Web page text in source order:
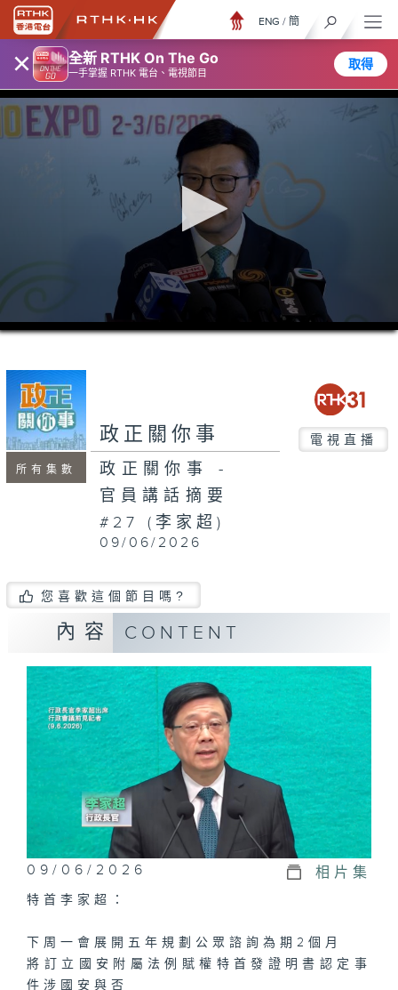
× 全新 RTHK On The Go
一手掌握 RTHK 電台、電視節目
取得
ENG / 簡
0
seconds
minutes,
seconds
所有集數
政正關你事 電視直播
政正關你事 -
官員講話摘要
#27 (李家超)
09/06/2026
您喜歡這個節目嗎?
內容 CONTENT
09/06/2026 相片集
特首李家超：
下周一會展開五年規劃公眾諮詢為期2個月
將訂立國安附屬法例賦權特首發證明書認定事
件涉國安與否